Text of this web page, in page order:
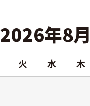
2026年8月
火 水 木